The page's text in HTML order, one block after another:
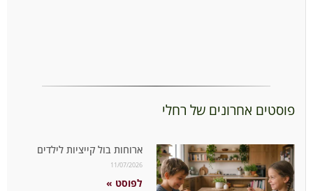
פוסטים אחרונים של רחלי
ארוחות בול קייציות לילדים
11/07/2026
לפוסט »